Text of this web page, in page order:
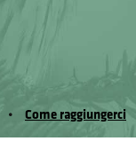
Come raggiungerci